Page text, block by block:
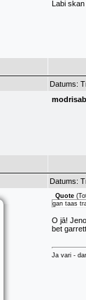
Labi
Datums:
Datums:
Quote (
gan taas
O jā!
bet
Ja vari -